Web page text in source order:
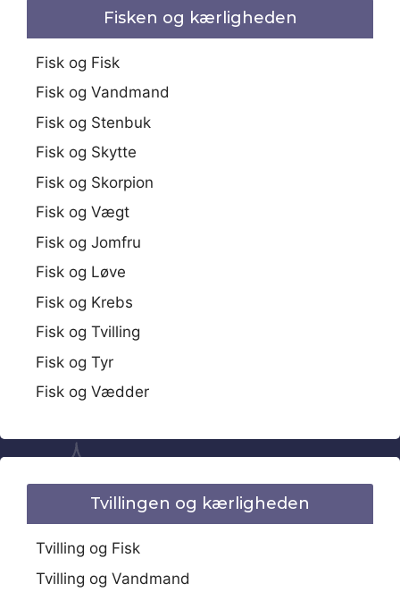
Fisken og kærligheden
Fisk og Fisk
Fisk og Vandmand
Fisk og Stenbuk
Fisk og Skytte
Fisk og Skorpion
Fisk og Vægt
Fisk og Jomfru
Fisk og Løve
Fisk og Krebs
Fisk og Tvilling
Fisk og Tyr
Fisk og Vædder
Tvillingen og kærligheden
Tvilling og Fisk
Tvilling og Vandmand